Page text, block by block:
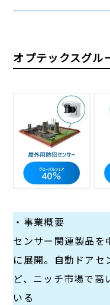
オプテックスグル
・事業概要
センサー関連製品を
に展開。自動ドアセ
ど、ニッチ市場で高
いる